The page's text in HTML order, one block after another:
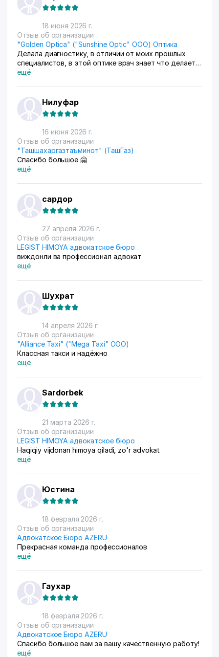
18 июня 2026 г.
Отзыв об организации
"Golden Optica" ("Sunshine Optic" ООО) Оптика
Делала диагностику, в отличии от моих прошлых
специалистов, в этой оптике врач знает что делает и
мне понравился подход к работе, также приобрела у
ещё
Нилуфар
16 июня 2026 г.
Отзыв об организации
"Ташшахаргазтаъминот" (ТашГаз)
Спасибо большое 🤗
ещё
сардор
27 апреля 2026 г.
Отзыв об организации
LEGIST HIMOYA адвокатское бюро
виждонли ва профессионал адвокат
ещё
Шухрат
14 апреля 2026 г.
Отзыв об организации
"Alliance Taxi" ("Mega Taxi" ООО)
Классная такси и надёжно
ещё
Sardorbek
21 марта 2026 г.
Отзыв об организации
LEGIST HIMOYA адвокатское бюро
Haqiqiy vijdonan himoya qiladi, zo'r advokat
ещё
Юстина
18 февраля 2026 г.
Отзыв об организации
Адвокатское Бюро AZERU
Прекрасная команда профессионалов
ещё
Гаухар
18 февраля 2026 г.
Отзыв об организации
Адвокатское Бюро AZERU
Спасибо большое вам за вашу качественную работу!
ещё